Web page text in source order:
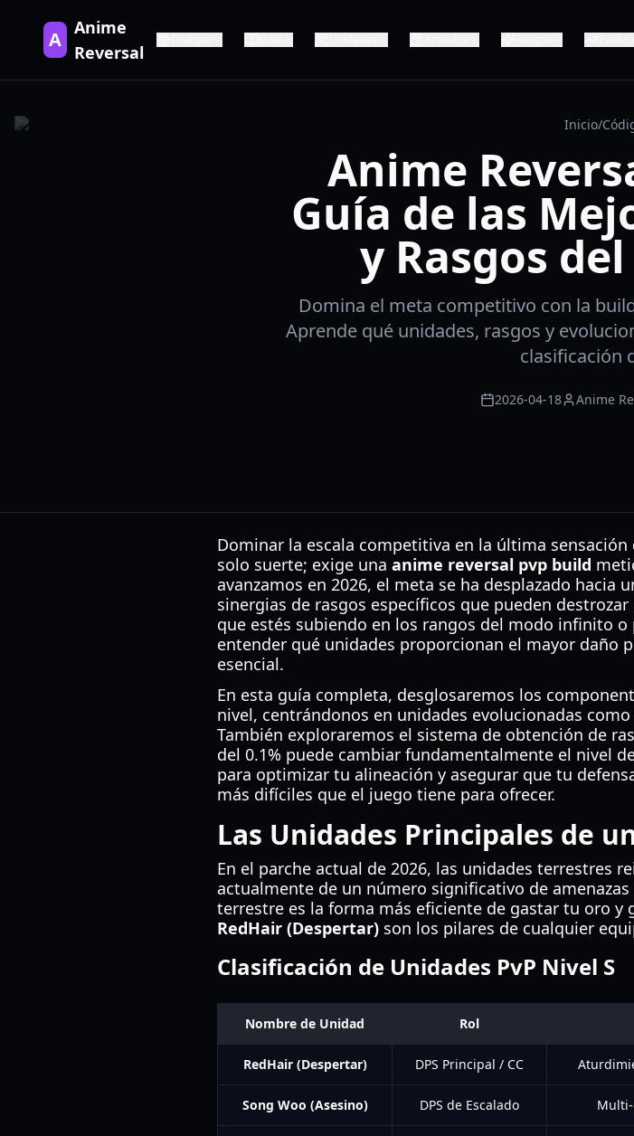
A Anime
Reversal
Inicio/
Anime
Guía de las
y Rasgos
Domina el meta competitivo con la
Aprende qué unidades, rasgos y
clasificación
2026-04-18 Anime
Dominar la escala competitiva en la última
solo suerte; exige una anime reversal pvp build
avanzamos en 2026, el meta se ha desplazado hacia
sinergias de rasgos específicos que pueden
que estés subiendo en los rangos del modo infinito
entender qué unidades proporcionan el mayor daño
esencial.
En esta guía completa, desglosaremos los
nivel, centrándonos en unidades evolucionadas
También exploraremos el sistema de obtención de
del 0.1% puede cambiar fundamentalmente el nivel
para optimizar tu alineación y asegurar que tu
más difíciles que el juego tiene para ofrecer.
Las Unidades Principales de
En el parche actual de 2026, las unidades terrestres
actualmente de un número significativo de
terrestre es la forma más eficiente de gastar tu oro y
RedHair (Despertar) son los pilares de cualquier
Clasificación de Unidades PvP Nivel S
Nombre de Unidad Rol
RedHair (Despertar) DPS Principal / CC
Song Woo (Asesino) DPS de Escalado